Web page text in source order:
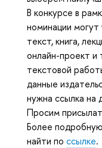
В конкурсе в
номинации могут
текст, книга,
онлайн-проект и
текстовой
данные
нужна ссылка на
Просим
Более
найти по ссылке.